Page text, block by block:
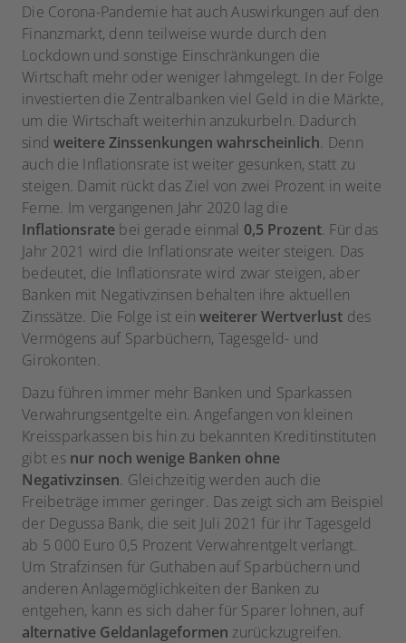
Die Corona-Pandemie hat auch Auswirkungen auf den
Finanzmarkt, denn teilweise wurde durch den
Lockdown und sonstige Einschränkungen die
Wirtschaft mehr oder weniger lahmgelegt. In der Folge
investierten die Zentralbanken viel Geld in die Märkte,
um die Wirtschaft weiterhin anzukurbeln. Dadurch
sindweitere Zinssenkungen wahrscheinlich. Denn
auch die Inflationsrate ist weiter gesunken, statt zu
steigen. Damit rückt das Ziel von zwei Prozent in weite
Ferne. Im vergangenen Jahr 2020 lag die
Inflationsrate bei gerade einmal 0,5 Prozent. Für das
Jahr 2021 wird die Inflationsrate weiter steigen. Das
bedeutet, die Inflationsrate wird zwar steigen, aber
Banken mit Negativzinsen behalten ihre aktuellen
Zinssätze. Die Folge ist einweiterer Wertverlust des
Vermögens auf Sparbüchern, Tagesgeld- und
Girokonten.
Dazu führen immer mehr Banken und Sparkassen
Verwahrungsentgelte ein. Angefangen von kleinen
Kreissparkassen bis hin zu bekannten Kreditinstituten
gibt es nur noch wenige Banken ohne
Negativzinsen. Gleichzeitig werden auch die
Freibeträge immer geringer. Das zeigt sich am Beispiel
der Degussa Bank, die seit Juli 2021 für ihr Tagesgeld
ab 5 000 Euro 0,5 Prozent Verwahrentgelt verlangt.
Um Strafzinsen für Guthaben auf Sparbüchern und
anderen Anlagemöglichkeiten der Banken zu
entgehen, kann es sich daher für Sparer lohnen, auf
alternative Geldanlageformen zurückzugreifen.